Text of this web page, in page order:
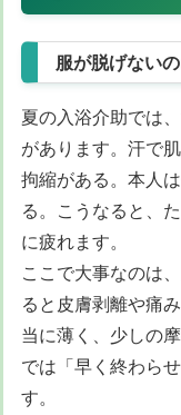
服が脱げない
夏の入浴介助では
があります。汗で
拘縮がある。本人
る。こうなると、
に疲れます。
ここで大事なのは
ると皮膚剥離や痛
当に薄く、少しの
では「早く終わら
す。